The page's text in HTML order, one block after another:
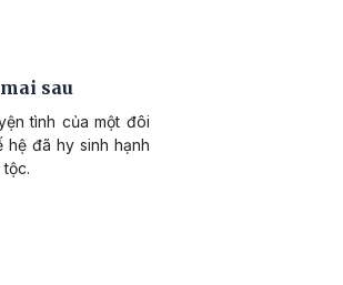
sau
tình của một đôi
hệ đã hy sinh hạnh